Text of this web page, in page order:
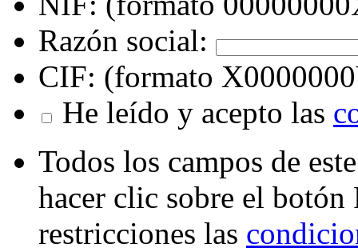
Razón social:
CIF: (formato
He leído y acepto las
Todos los campos de
hacer clic sobre el botón
restricciones las